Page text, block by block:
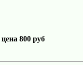
цена 800 руб